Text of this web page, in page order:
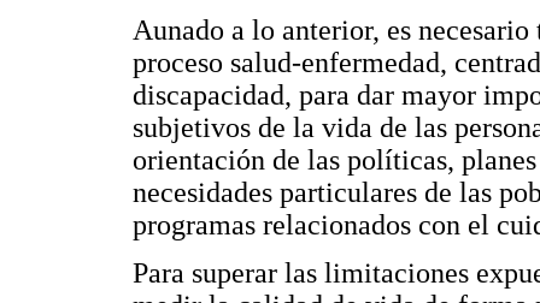
Aunado a lo anterior, es
proceso salud-enfermedad,
discapacidad, para dar mayor
subjetivos de la vida de las
orientación de las políticas,
necesidades particulares de las
programas relacionados con el
Para superar las limitaciones